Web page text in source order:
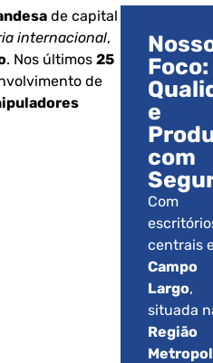
de capital
internacional,
. Nos últimos25
de
Foco:
e
com
Com
centrais
Campo
Largo,
situada
Região